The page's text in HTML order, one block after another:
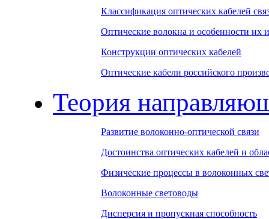
Классификация оптических кабелей
Оптические волокна и особенности их
Конструкции оптических кабелей
Оптические кабели российского
Теория
Развитие волоконно-оптической связи
Достоинства оптических кабелей и
Физические процессы в волоконных
Волоконные световоды
Дисперсия и пропускная способность